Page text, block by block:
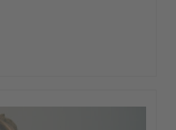
een tragisch einde.